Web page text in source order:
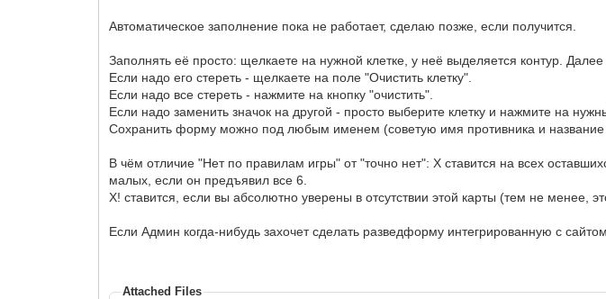
Автоматическое заполнение пока не работает, сделаю позже, если получится.
Заполнять её просто: щелкаете на нужной клетке, у неё выделяется контур.
Если надо его стереть - щелкаете на поле "Очистить клетку".
Если надо все стереть - нажмите на кнопку "очистить".
Если надо заменить значок на другой - просто выберите клетку и нажмите на
Сохранить форму можно под любым именем (советую имя противника и
В чём отличие "Нет по правилам игры" от "точно нет": Х ставится на всех
малых, если он предъявил все 6.
Х! ставится, если вы абсолютно уверены в отсутствии этой карты (тем не менее,
Если Админ когда-нибудь захочет сделать разведформу интегрированную с
Attached Files